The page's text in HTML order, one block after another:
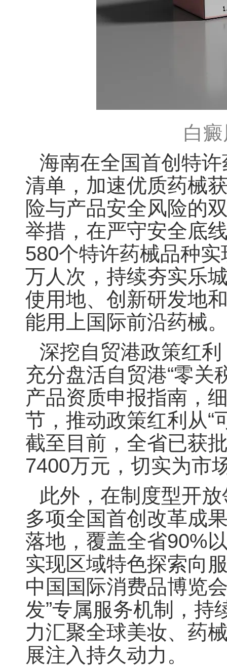
白
海南在全国首创特
清单，加速优质药械
险与产品安全风险的
举措，在严守安全底
580个特许药械品种
万人次，持续夯实乐
使用地、创新研发地
能用上国际前沿药械
深挖自贸港政策红
充分盘活自贸港“零关
产品资质申报指南，
节，推动政策红利从“
截至目前，全省已获
7400万元，切实为市
此外，在制度型开
多项全国首创改革成
落地，覆盖全省90%
实现区域特色探索向
中国国际消费品博览
发”专属服务机制，持
力汇聚全球美妆、药
展注入持久动力。